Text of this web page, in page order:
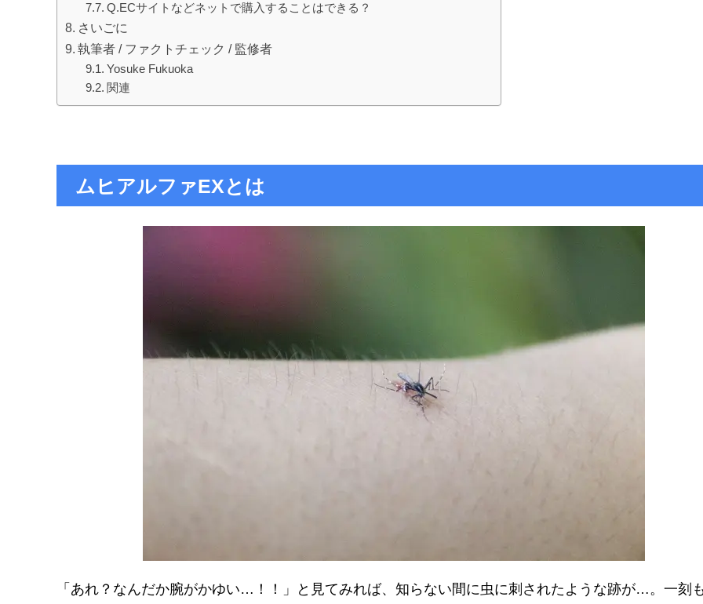
Q.ECサイトなどネットで購入することはできる？
さいごに
執筆者 / ファクトチェック / 監修者
Yosuke Fukuoka
関連
ムヒアルファEXとは
「あれ？なんだか腕がかゆい…！！」と見てみれば、知らない間に虫に刺されたような跡が…。一刻